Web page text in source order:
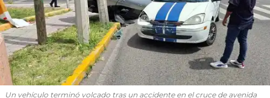
Un vehículo terminó volcado tras un accidente en el cruce de avenida